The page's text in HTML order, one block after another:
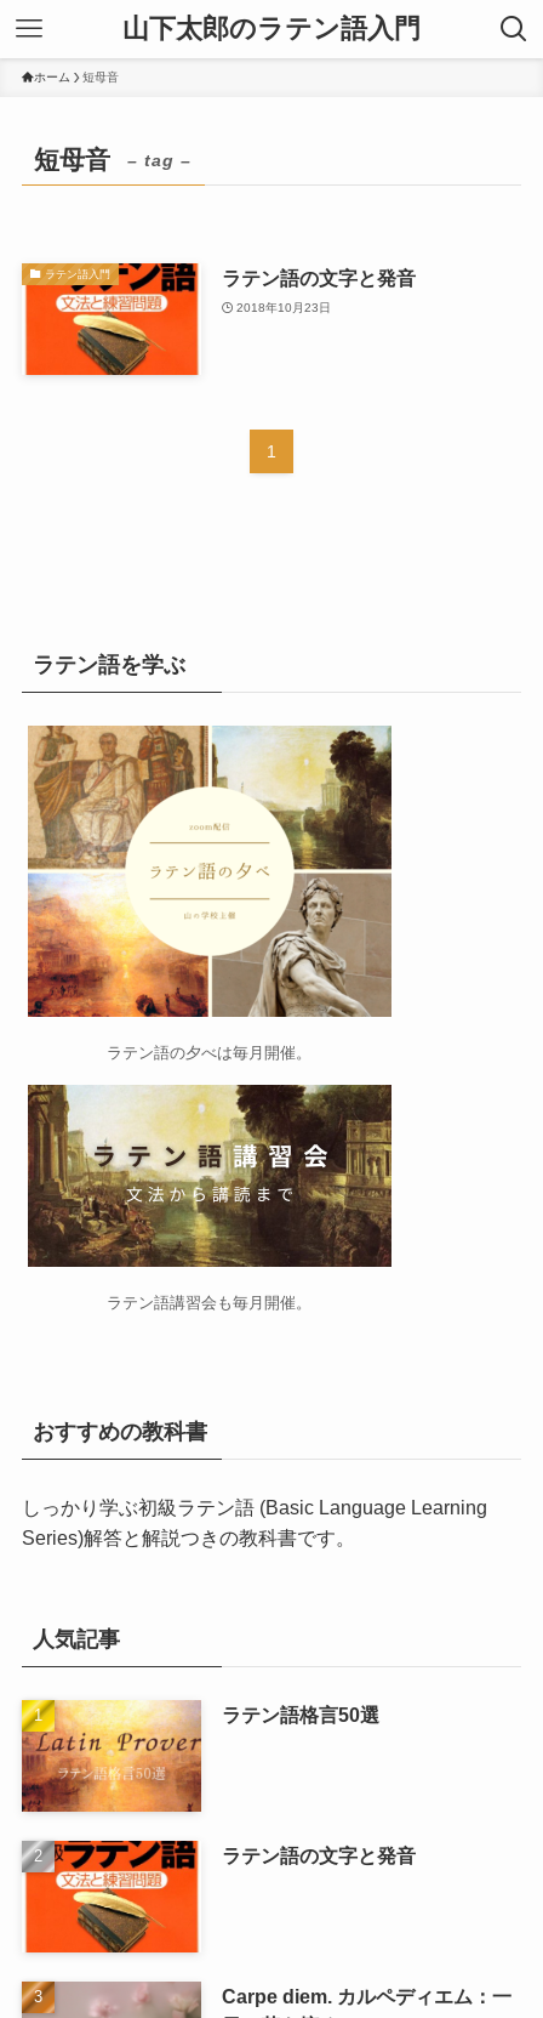
山下太郎のラテン語入門
ホーム 短母音
短母音 – tag –
ラテン語入門 ラテン語の文字と発音
2018年10月23日
1
ラテン語を学ぶ
ラテン語の夕べは毎月開催。
ラテン語講習会 も毎月開催。
おすすめの教科書
しっかり学ぶ初級ラテン語 (Basic Language Learning
Series)解答と解説つきの教科書です。
人気記事
ラテン語格言50選
ラテン語の文字と発音
Carpe diem. カルペディエム：一